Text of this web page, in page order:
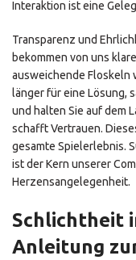
Interaktion ist eine
Transparenz und
bekommen von uns
ausweichende Floskeln
länger für eine Lösung,
und halten Sie auf dem
schafft Vertrauen.
gesamte Spielerlebnis.
ist der Kern unserer
Herzensangelegenheit.
Schlichtheit
Anleitung